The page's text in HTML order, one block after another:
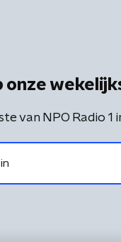
onze
van NPO Radio 1